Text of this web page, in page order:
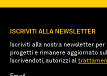
ISCRIVITI ALLA NEWSLETTER
Iscriviti alla nostra newsletter
progetti e rimanere aggiornato
Iscrivendoti, autorizzi al